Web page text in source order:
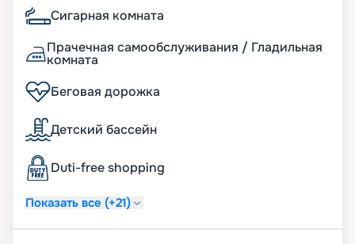
Сигарная комната
Прачечная самообслуживания / Гладильная
комната
Беговая дорожка
Детский бассейн
Duti-free shopping
Показать все (+21)